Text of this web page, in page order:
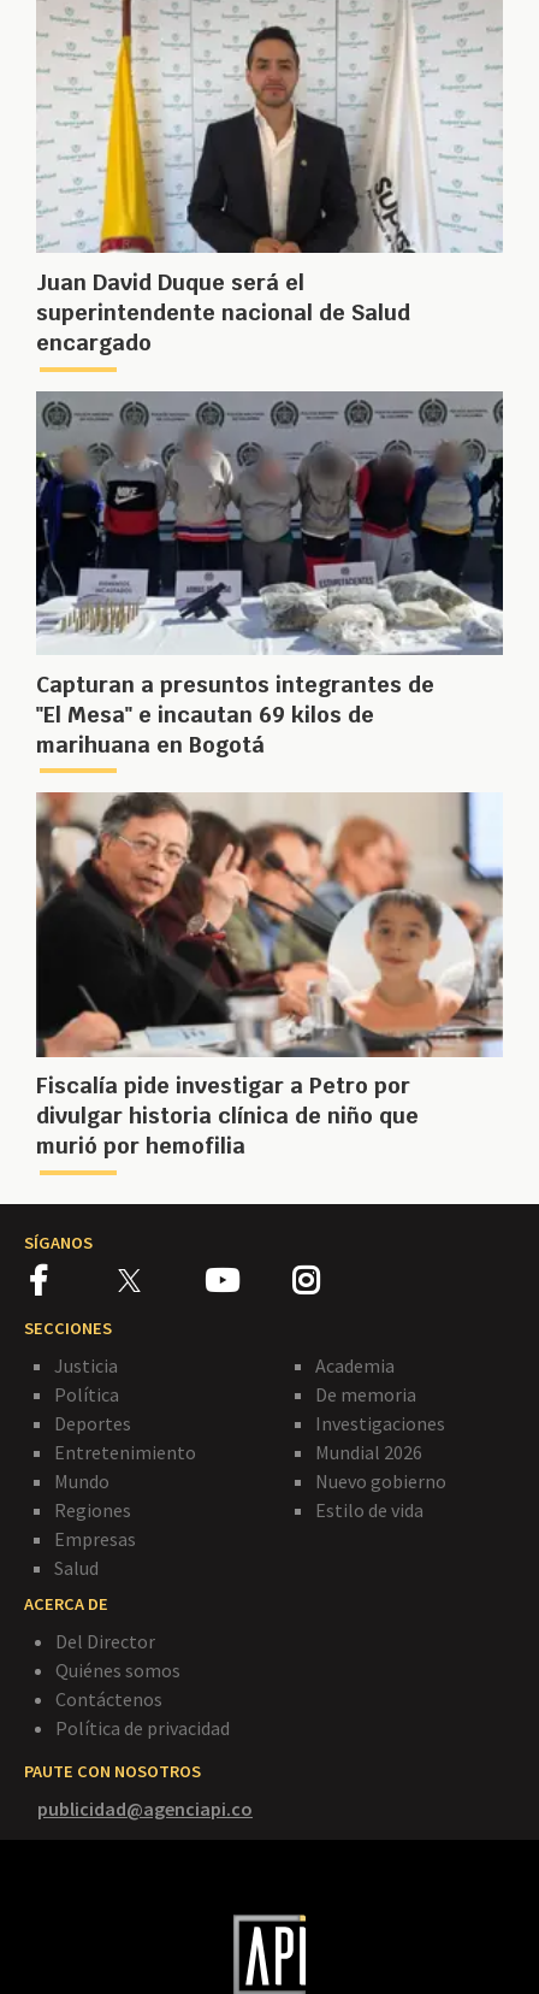
Juan David Duque será el
superintendente nacional de Salud
encargado
Capturan a presuntos integrantes de
"El Mesa" e incautan 69 kilos de
marihuana en Bogotá
Fiscalía pide investigar a Petro por
divulgar historia clínica de niño que
murió por hemofilia
SÍGANOS
SECCIONES
Justicia
Política
Deportes
Entretenimiento
Mundo
Regiones
Empresas
Salud
Academia
De memoria
Investigaciones
Mundial 2026
Nuevo gobierno
Estilo de vida
ACERCA DE
Del Director
Quiénes somos
Contáctenos
Política de privacidad
PAUTE CON NOSOTROS
publicidad@agenciapi.co